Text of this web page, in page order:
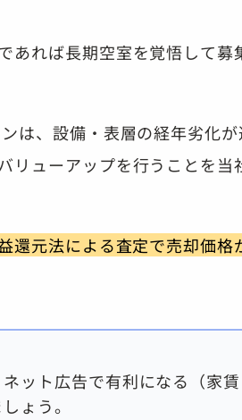
あれば長期空室を覚悟して募
は、設備・表層の経年劣化
リューアップを行うことを当
還元法による査定で売却価格
ット広告で有利になる（家賃
ょう。